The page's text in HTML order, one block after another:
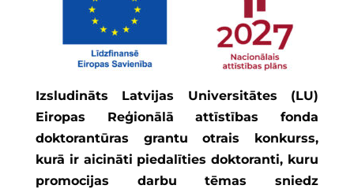
Izsludināts Latvijas Universitātes (LU)
Eiropas Reģionālā attīstības fonda
doktorantūras grantu otrais konkurss,
kurā ir aicināti piedalīties doktoranti, kuru
promocijas darbu tēmas sniedz